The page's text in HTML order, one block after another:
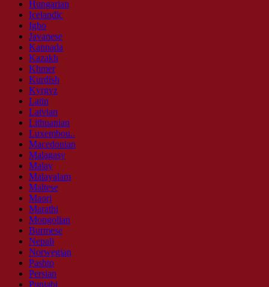
Hungarian
Icelandic
Igbo
Javanese
Kannada
Kazakh
Khmer
Kurdish
Kyrgyz
Latin
Latvian
Lithuanian
Luxembou..
Macedonian
Malagasy
Malay
Malayalam
Maltese
Maori
Marathi
Mongolian
Burmese
Nepali
Norwegian
Pashto
Persian
Punjabi